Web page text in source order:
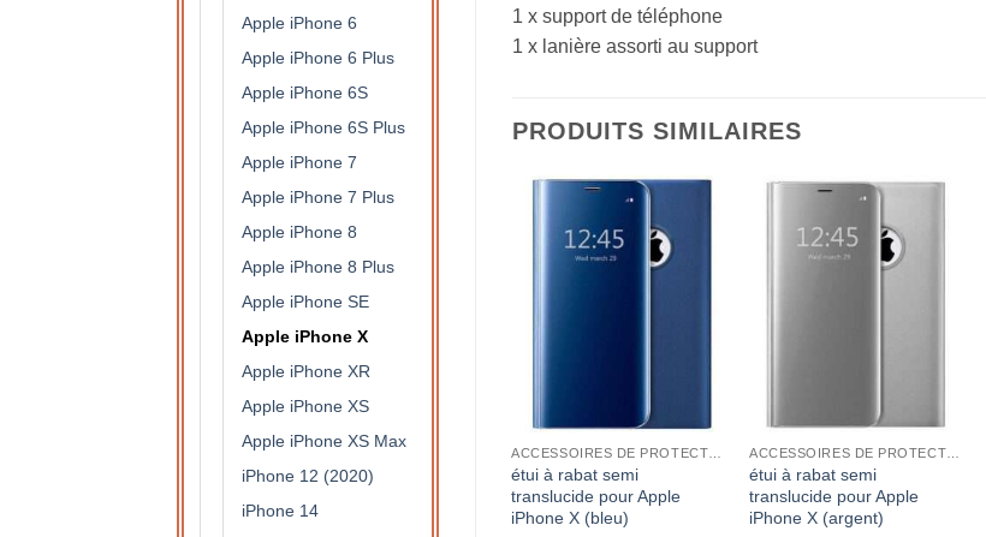
Apple iPhone 6
Apple iPhone 6 Plus
Apple iPhone 6S
Apple iPhone 6S Plus
Apple iPhone 7
Apple iPhone 7 Plus
Apple iPhone 8
Apple iPhone 8 Plus
Apple iPhone SE
Apple iPhone X
Apple iPhone XR
Apple iPhone XS
Apple iPhone XS Max
iPhone 12 (2020)
iPhone 14
1 x support de téléphone
1 x lanière assorti au support
PRODUITS SIMILAIRES
étui à rabat semi
translucide pour Apple
iPhone X (bleu)
étui à rabat semi
translucide pour Apple
iPhone X (argent)
Coque luxueuse en silicone
finition chrome pour iPhone
Coque luxueuse en silicone
finition chrome pour iPhone